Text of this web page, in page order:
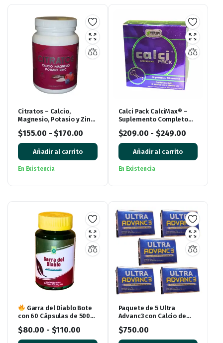
Citratos – Calcio,
Magnesio, Potasio y Zinc
Frutos Rojos (250 g)
$155.00 - $170.00
Añadir al carrito
En Existencia
Calci Pack CalciMax® –
Suplemento Completo
Articulaciones (15
Sobres)
$209.00 - $249.00
Añadir al carrito
En Existencia
Garra del Diablo Bote
con 60 Cápsulas de 500
$80.00 - $110.00
Paquete de 5 Ultra
Advanc3 con Calcio de
Monterrey y Envíos a
Todo México
$750.00